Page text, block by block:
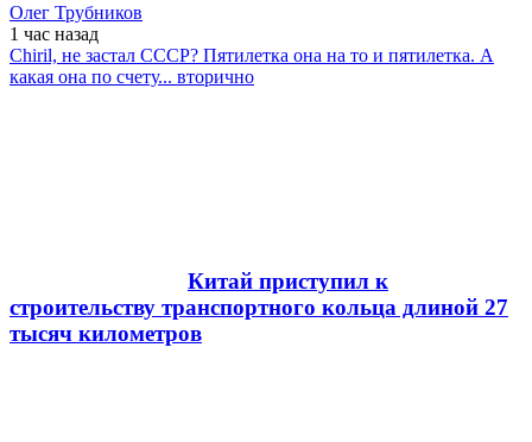
Олег Трубников
1 час назад
Chiril, не застал СССР? Пятилетка она на то и пятилетка. А
какая она по счету... вторично
Китай приступил к
строительству транспортного кольца длиной 27
тысяч километров